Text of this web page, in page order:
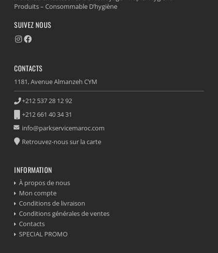
Produits – Consommable D’hygiène
SUIVEZ NOUS
CONTACTS
1181, Avenue Almanzeh CYM
+212 537 28 12 92
+212 661 40 34 31
info@parkservicemaroc.com
Retrouvez-nous sur la carte
INFORMATION
À propos de nous
Mon compte
Conditions de livraison
Conditions générales de ventes
Contacts
SPECIAL PROMO